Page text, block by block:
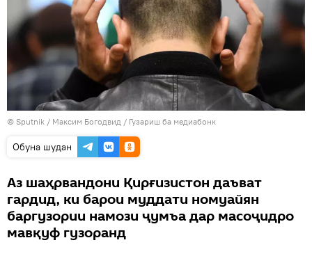
© Sputnik / Максим Богодвид / Гузариш ба медиабонк
Обуна шудан
Аз шаҳрвандони Қирғизистон даъват
гардид, ки барои муддати номуайян
баргузории намози ҷумъа дар масоҷидро
мавқуф гузоранд